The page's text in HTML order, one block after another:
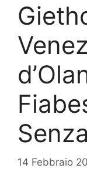
14 Febbraio